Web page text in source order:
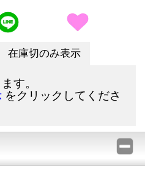
在庫切のみ表示
す。
をクリックしてくださ